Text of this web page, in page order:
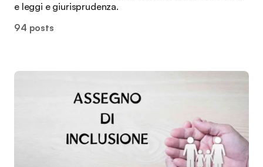
e leggi e giurisprudenza.
94 posts